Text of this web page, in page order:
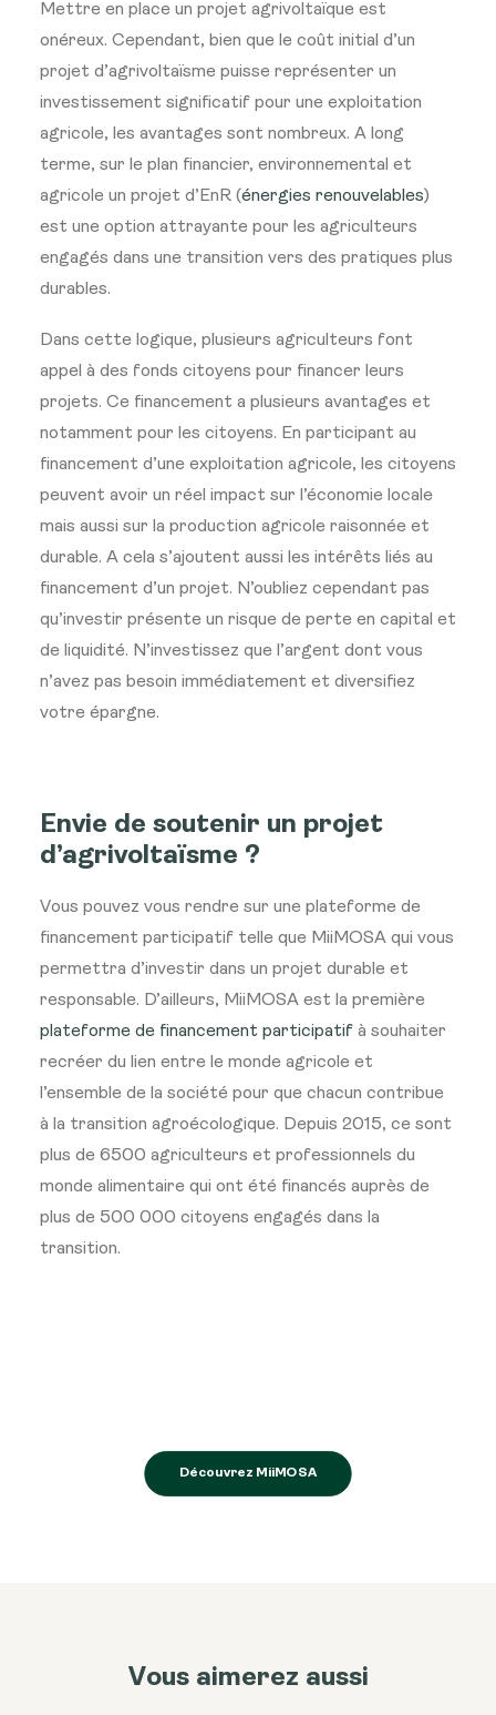
Mettre en place un projet agrivoltaïque est
onéreux. Cependant, bien que le coût initial d’un
projet d’agrivoltaïsme puisse représenter un
investissement significatif pour une exploitation
agricole, les avantages sont nombreux. A long
terme, sur le plan financier, environnemental et
agricole un projet d’EnR (énergies renouvelables)
est une option attrayante pour les agriculteurs
engagés dans une transition vers des pratiques plus
durables.
Dans cette logique, plusieurs agriculteurs font
appel à des fonds citoyens pour financer leurs
projets. Ce financement a plusieurs avantages et
notamment pour les citoyens. En participant au
financement d’une exploitation agricole, les citoyens
peuvent avoir un réel impact sur l’économie locale
mais aussi sur la production agricole raisonnée et
durable. A cela s’ajoutent aussi les intérêts liés au
financement d’un projet. N’oubliez cependant pas
qu’investir présente un risque de perte en capital et
de liquidité. N’investissez que l’argent dont vous
n’avez pas besoin immédiatement et diversifiez
votre épargne.
Envie de soutenir un projet
d’agrivoltaïsme ?
Vous pouvez vous rendre sur une plateforme de
financement participatif telle que MiiMOSA qui vous
permettra d’investir dans un projet durable et
responsable. D’ailleurs, MiiMOSA est la première
plateforme de financement participatif à souhaiter
recréer du lien entre le monde agricole et
l’ensemble de la société pour que chacun contribue
à la transition agroécologique. Depuis 2015, ce sont
plus de 6500 agriculteurs et professionnels du
monde alimentaire qui ont été financés auprès de
plus de 500 000 citoyens engagés dans la
transition.
Découvrez MiiMOSA
Vous aimerez aussi